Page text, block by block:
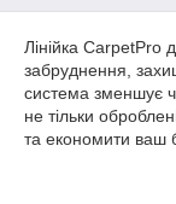
Лінійка CarpetPro
забруднення,
система зменшує
не тільки
та економити ваш
необхідності в